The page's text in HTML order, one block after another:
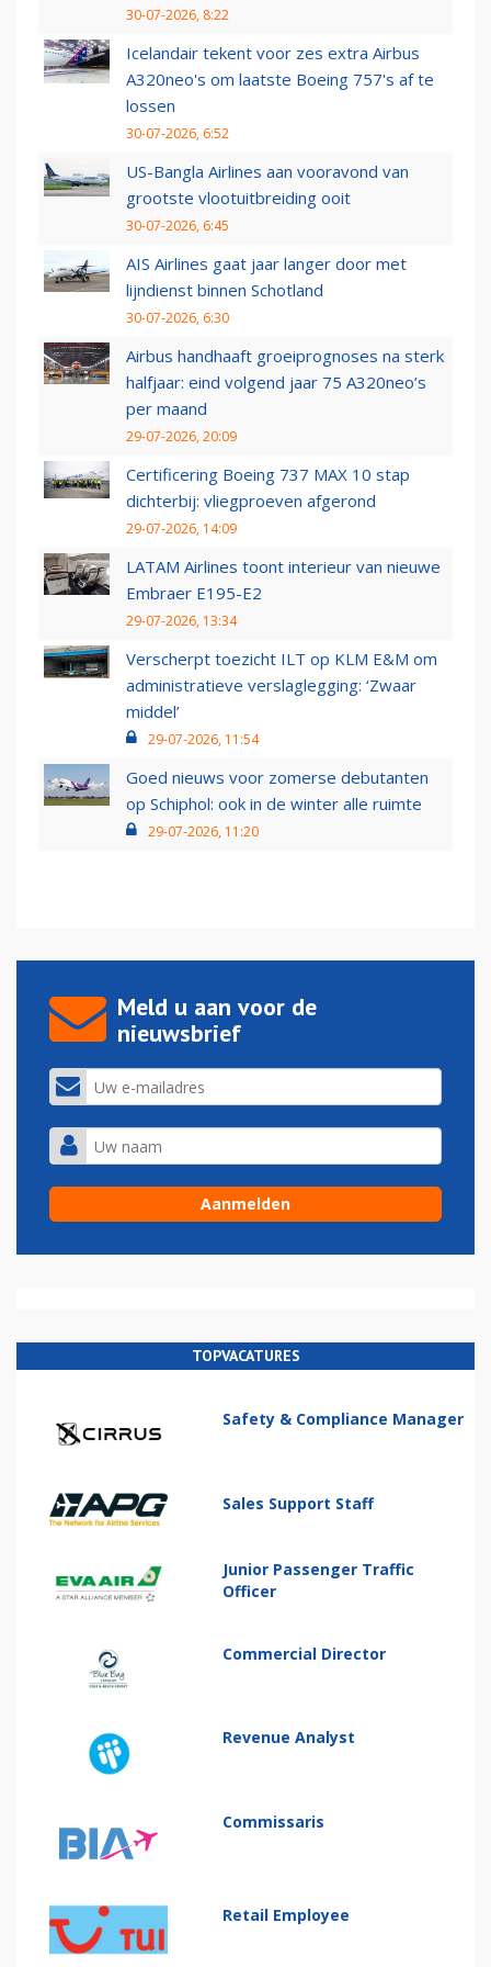
30-07-2026, 8:22
Icelandair tekent voor zes extra Airbus
A320neo's om laatste Boeing 757's af te
lossen
30-07-2026, 6:52
US-Bangla Airlines aan vooravond van
grootste vlootuitbreiding ooit
30-07-2026, 6:45
AIS Airlines gaat jaar langer door met
lijndienst binnen Schotland
30-07-2026, 6:30
Airbus handhaaft groeiprognoses na sterk
halfjaar: eind volgend jaar 75 A320neo’s
per maand
29-07-2026, 20:09
Certificering Boeing 737 MAX 10 stap
dichterbij: vliegproeven afgerond
29-07-2026, 14:09
LATAM Airlines toont interieur van nieuwe
Embraer E195-E2
29-07-2026, 13:34
Verscherpt toezicht ILT op KLM E&M om
administratieve verslaglegging: ‘Zwaar
middel’
29-07-2026, 11:54
Goed nieuws voor zomerse debutanten
op Schiphol: ook in de winter alle ruimte
29-07-2026, 11:20
Meld u aan voor de
nieuwsbrief
TOPVACATURES
Safety & Compliance Manager
Sales Support Staff
Junior Passenger Traffic
Officer
Commercial Director
Revenue Analyst
Commissaris
Retail Employee